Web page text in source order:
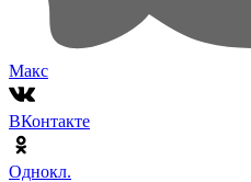
Макс
ВКонтакте
Однокл.